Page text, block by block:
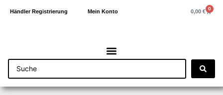
Händler Registrierung Mein Konto 0,00 € 0